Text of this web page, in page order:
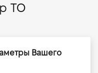
ТО
Вашего